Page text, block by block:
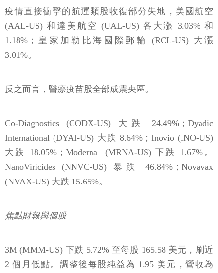
疫情直接衝擊的航運類股收復部分失地，美國航空
(AAL-US) 和達美航空 (UAL-US) 各大漲 3.03% 和
1.18%；皇家加勒比海國際郵輪 (RCL-US) 大漲
3.01%。
反之而言，醫療疫苗股全部成震央區。
Co-Diagnostics (CODX-US) 大跌 24.49%；Dyadic
International (DYAI-US) 大跌 8.64%；Inovio (INO-US)
大跌 18.05%；Moderna (MRNA-US) 下跌 1.67%。
NanoViricides (NNVC-US) 暴跌 46.84%；Novavax
(NVAX-US) 大跌 15.65%。
焦點財報與個股
3M (MMM-US) 下跌 5.72% 至每股 165.58 美元，刷近
2 個月低點。調整後每股純益為 1.95 美元，營收為